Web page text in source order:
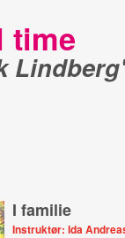
time
I familie
Instruktør: Ida